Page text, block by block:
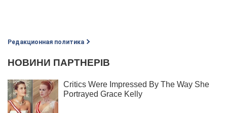
Редакционная политика